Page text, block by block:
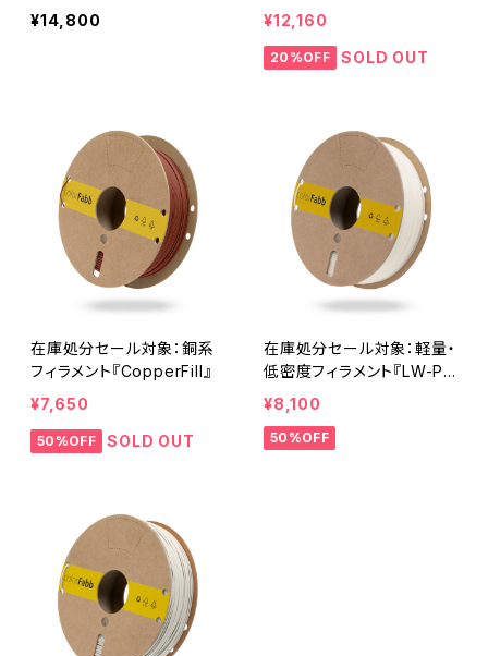
¥14,800
HA』
¥12,160
20%OFF SOLD OUT
在庫処分セール対象：銅系
フィラメント『CopperFill』
¥7,650
50%OFF SOLD OUT
在庫処分セール対象：軽量・
低密度フィラメント『LW-PL
A ナチュラル』
¥8,100
50%OFF